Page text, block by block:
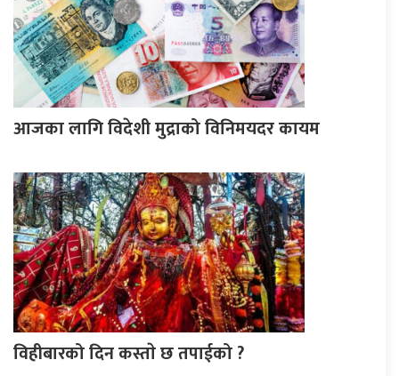
आजका लागि विदेशी मुद्राको विनिमयदर कायम
विहीबारको दिन कस्ताे छ तपाईको ?